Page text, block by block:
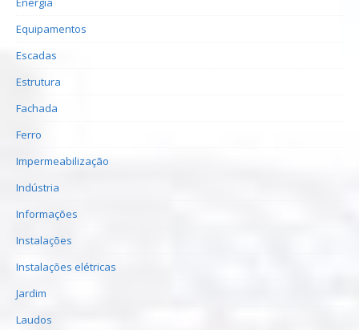
Equipamentos
Escadas
Estrutura
Fachada
Ferro
Impermeabilização
Indústria
Informações
Instalações
Instalações elétricas
Jardim
Laudos